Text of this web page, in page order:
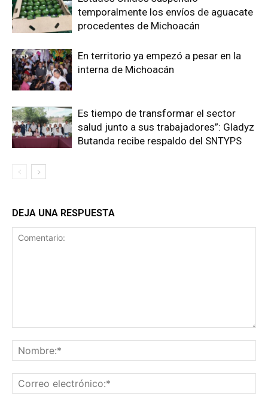
temporalmente los envíos de aguacate
procedentes de Michoacán
En territorio ya empezó a pesar en la
interna de Michoacán
Es tiempo de transformar el sector
salud junto a sus trabajadores”: Gladyz
Butanda recibe respaldo del SNTYPS
DEJA UNA RESPUESTA